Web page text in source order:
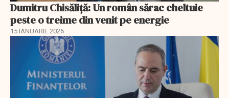
Dumitru Chisăliţă: Un român sărac cheltuie
peste o treime din venit pe energie
15 IANUARIE 2026